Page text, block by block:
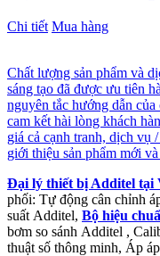
Chi tiết Mua hàng
Chất lượng sản phẩm và
sáng tạo đã được ưu tiên
nguyên tắc hướng dẫn
cam kết hài lòng khách
giá cả cạnh tranh, dịch vụ
giới thiệu sản phẩm mới và
Đại lý thiết bị Additel tại
phối: Tự động cân chỉnh
suất Additel, Bộ hiệu
bơm so sánh Additel ,
thuật số thông minh, Áp